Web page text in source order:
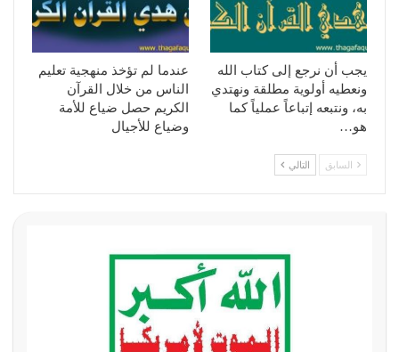
يجب أن نرجع إلى كتاب الله
ونعطيه أولوية مطلقة ونهتدي
به، ونتبعه إتباعاً عملياً كما
هو…
عندما لم تؤخذ منهجية تعليم
الناس من خلال القرآن
الكريم حصل ضياع للأمة
وضياع للأجيال
السابق التالي